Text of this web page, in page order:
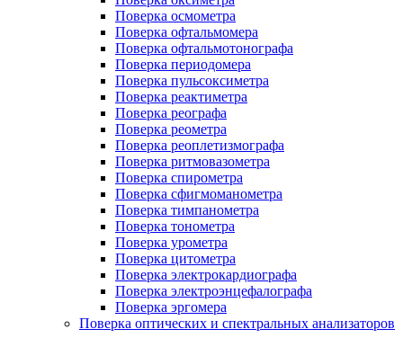
Поверка осмометра
Поверка офтальмомера
Поверка офтальмотонографа
Поверка периодомера
Поверка пульсоксиметра
Поверка реактиметра
Поверка реографа
Поверка реометра
Поверка реоплетизмографа
Поверка ритмовазометра
Поверка спирометра
Поверка сфигмоманометра
Поверка тимпанометра
Поверка тонометра
Поверка урометра
Поверка цитометра
Поверка электрокардиографа
Поверка электроэнцефалографа
Поверка эргомера
Поверка оптических и спектральных анализаторов